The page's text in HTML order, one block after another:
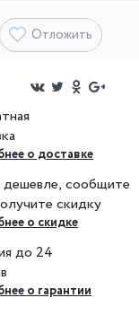
Отложить
о доставке
сообщите
скидку
о скидке
до 24
о гарантии